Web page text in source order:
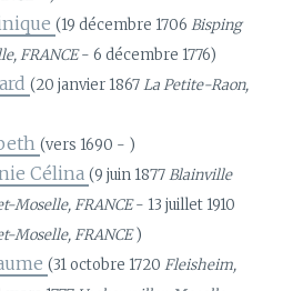
(19 décembre 1706Bisping
FRANCE- 6 décembre 1776)
(20 janvier 1867La Petite-Raon,
(vers 1690 - )
Célina(9 juin 1877Blainville
Moselle, FRANCE- 13 juillet 1910
Moselle, FRANCE)
(31 octobre 1720Fleisheim,